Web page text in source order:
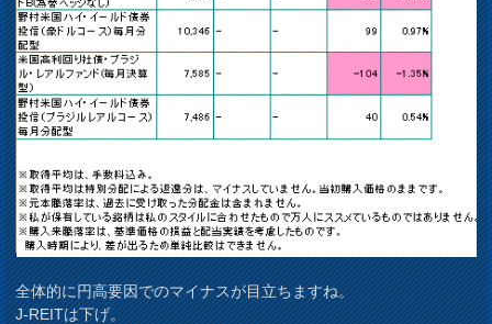
全体的に円高要因でのマイナスが目立ちますね。
J-REITは下げ。